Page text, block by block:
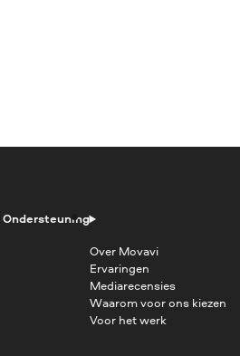
Ondersteuning
Over Movavi
Ervaringen
Mediarecensies
Waarom voor ons kiezen
Voor het werk